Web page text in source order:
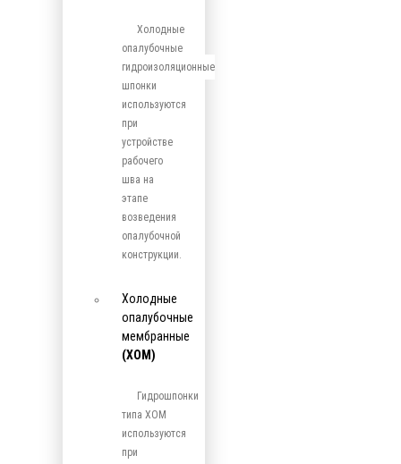
Холодные
опалубочные
гидроизоляционные
шпонки
используются
при
устройстве
рабочего
шва на
этапе
возведения
опалубочной
конструкции.
Холодные
опалубочные
мембранные
(ХОМ)
Гидрошпонки
типа ХОМ
используются
при